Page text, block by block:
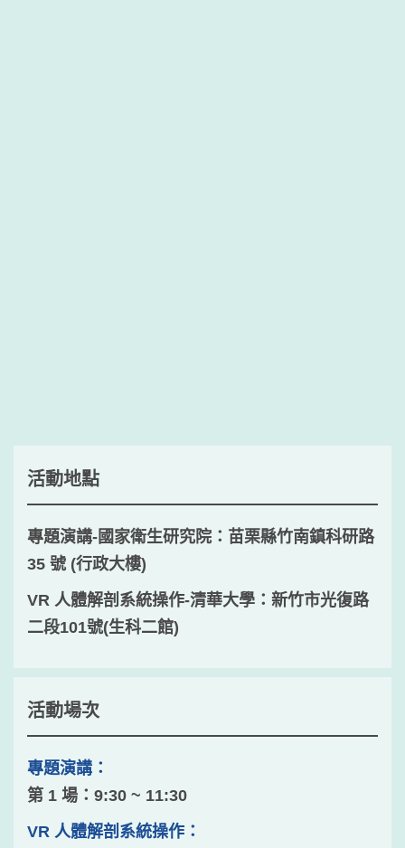
活動地點
專題演講-國家衛生研究院：苗栗縣竹南鎮科研路
35 號 (行政大樓)
VR 人體解剖系統操作-清華大學：新竹市光復路
二段101號(生科二館)
活動場次
專題演講：
第 1 場：9:30 ~ 11:30
VR 人體解剖系統操作：